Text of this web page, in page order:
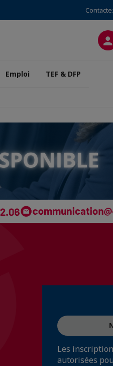
Emploi TEF & DFP
Les
autorisées